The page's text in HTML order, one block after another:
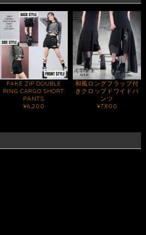
FAKE ZIP DOUBLE
RING CARGO SHORT
PANTS
¥6,200
和風ロングフラップ付
きクロップドワイドパ
ンツ
¥7,800